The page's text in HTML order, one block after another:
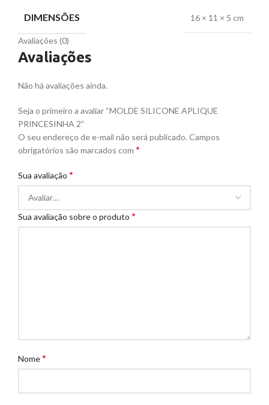
DIMENSÕES 16 × 11 × 5 cm
Avaliações (0)
Avaliações
Não há avaliações ainda.
Seja o primeiro a avaliar “MOLDE SILICONE APLIQUE
PRINCESINHA 2”
O seu endereço de e-mail não será publicado.Campos
obrigatórios são marcados com *
Sua avaliação *
Sua avaliação sobre o produto *
Nome*